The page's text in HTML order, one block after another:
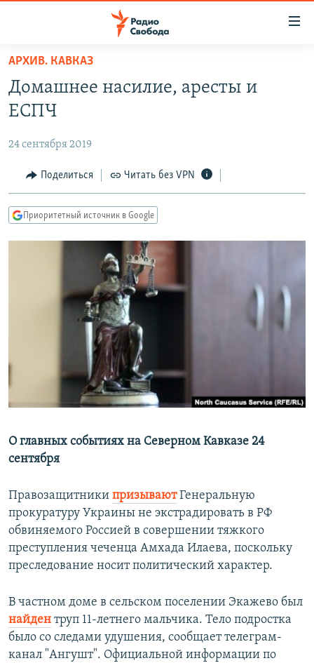
упрощенного
доступа
Вернуться
основному
Вернутся
главной
навигации
Вернутся
ПОДКАСТЫ
ЦИТАТЫ СВОБОДЫ
МНЕНИЯ
IDEL.РЕАЛИИ
СИБИРЬ.РЕАЛИИ
РАСПИСАНИЕ ВЕЩАНИЯ
ПОДПИШИТЕСЬ НА РАССЫЛКУ
СОЦИАЛЬНЫЕ СЕТИ
АРХИВ. КАВКАЗ
Домашнее насилие, аресты и
ЕСПЧ
24 сентября 2019
Поделиться Читать без VPN
Приоритетный источник в Google
О главных событиях на Северном Кавказе 24
сентября
Правозащитники призываютГенеральную
прокуратуру Украины не экстрадировать в РФ
обвиняемого Россией в совершении тяжкого
преступления чеченца Амхада Илаева, поскольку
преследование носит политический характер.
В частном доме в сельском поселении Экажево был
найден труп 11-летнего мальчика. Тело подростка
было со следами удушения, сообщает телеграм-
канал "Ангушт". Официальной информации по